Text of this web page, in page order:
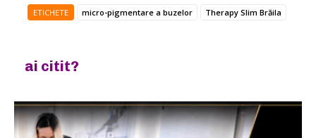
ETICHETE micro-pigmentare a buzelor Therapy Slim Brăila
ai citit?